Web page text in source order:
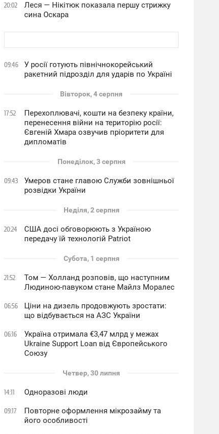
20:02
Леся — Нікітюк показала першу стрижку
сина Оскара
09:46
У росії готують північнокорейський
ракетний підрозділ для ударів по Україні
Вівторок, 4 серпня
17:52
Перехоплювачі, кошти на безпеку країни,
перенесення війни на територію росії:
Євгеній Хмара озвучив пріоритети для
дипломатів
Понеділок, 3 серпня
09:43
Умеров стане главою Служби зовнішньої
розвідки України
Неділя, 2 серпня
20:24
США досі обговорюють з Україною
передачу їй технологій Patriot
Субота, 1 серпня
21:52
Том — Холланд розповів, що наступним
Людиною-павуком стане Майлз Моралес
06:56
Ціни на дизель продовжують зростати:
що відбувається на АЗС України
06:16
Україна отримала €3,47 млрд у межах
Ukraine Support Loan від Європейського
Союзу
Четвер, 30 липня
14:11 Одноразові люди
09:17
Повторне оформлення мікрозайму та
його особливості